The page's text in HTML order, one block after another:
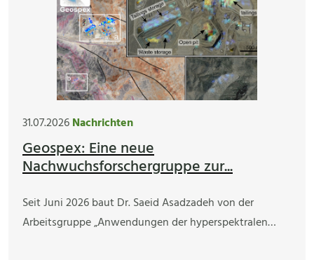
31.07.2026Nachrichten
Geospex: Eine neue
Nachwuchsforschergruppe zur...
Seit Juni 2026 baut Dr. Saeid Asadzadeh von der
Arbeitsgruppe „Anwendungen der hyperspektralen…